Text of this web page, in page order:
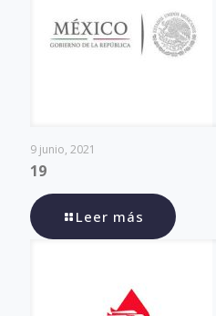
9 junio, 2021
19
Leer más